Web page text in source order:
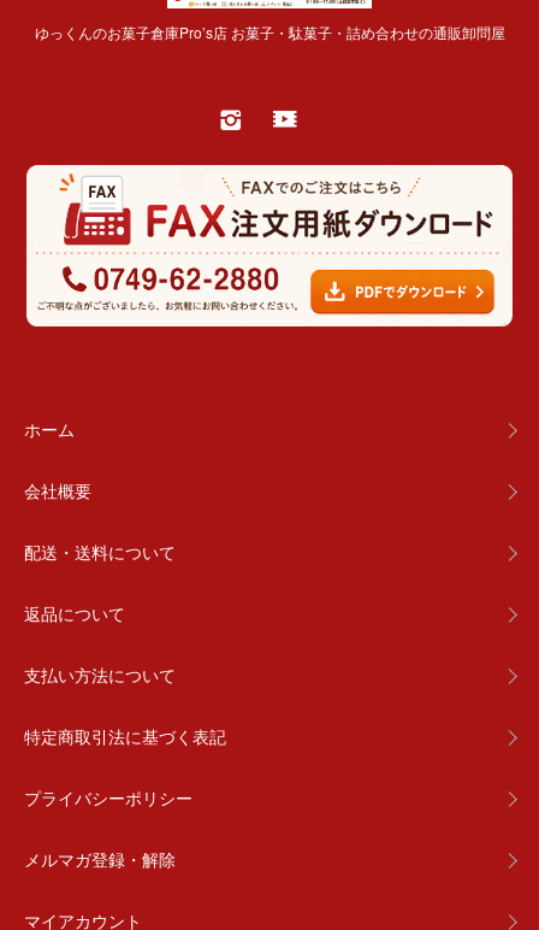
ゆっくんのお菓子倉庫Pro’s店 お菓子・駄菓子・詰め合わせの通販卸問屋
ホーム
会社概要
配送・送料について
返品について
支払い方法について
特定商取引法に基づく表記
プライバシーポリシー
メルマガ登録・解除
マイアカウント